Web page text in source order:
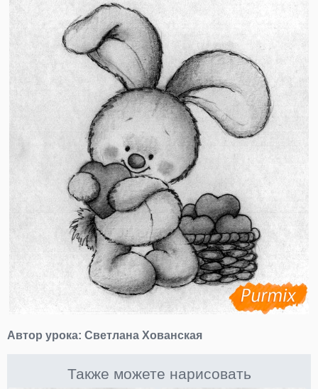
Автор урока: Светлана Хованская
Также можете нарисовать